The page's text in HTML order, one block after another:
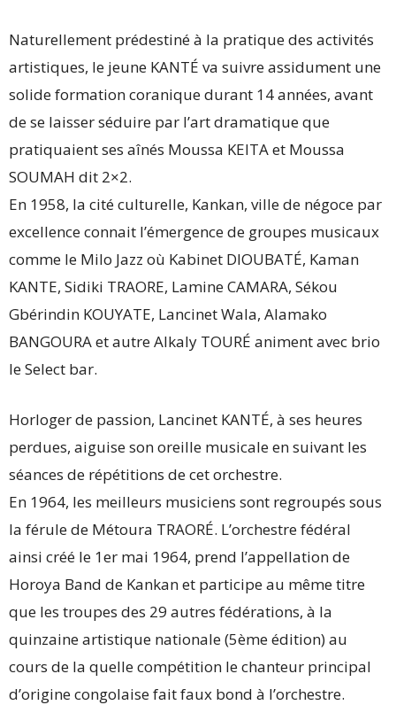
Naturellement prédestiné à la pratique des activités
artistiques, le jeune KANTÉ va suivre assidument une
solide formation coranique durant 14 années, avant
de se laisser séduire par l’art dramatique que
pratiquaient ses aînés Moussa KEITA et Moussa
SOUMAH dit 2×2.
En 1958, la cité culturelle, Kankan, ville de négoce par
excellence connait l’émergence de groupes musicaux
comme le Milo Jazz où Kabinet DIOUBATÉ, Kaman
KANTE, Sidiki TRAORE, Lamine CAMARA, Sékou
Gbérindin KOUYATE, Lancinet Wala, Alamako
BANGOURA et autre Alkaly TOURÉ animent avec brio
le Select bar.
Horloger de passion, Lancinet KANTÉ, à ses heures
perdues, aiguise son oreille musicale en suivant les
séances de répétitions de cet orchestre.
En 1964, les meilleurs musiciens sont regroupés sous
la férule de Métoura TRAORÉ. L’orchestre fédéral
ainsi créé le 1er mai 1964, prend l’appellation de
Horoya Band de Kankan et participe au même titre
que les troupes des 29 autres fédérations, à la
quinzaine artistique nationale (5ème édition) au
cours de la quelle compétition le chanteur principal
d’origine congolaise fait faux bond à l’orchestre.